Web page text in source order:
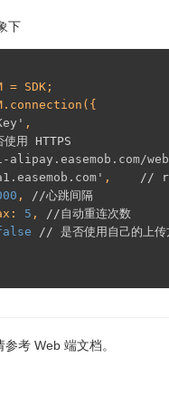
下
= SDK;
,
用 HTTPS
, //
, //心跳间隔
5 , //自动重连次数
// 是否使用自己的上传
考 Web 端文档。